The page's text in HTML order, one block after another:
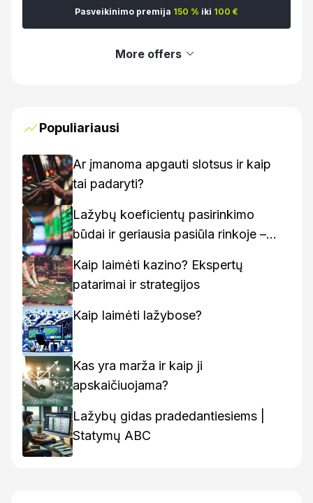
Pasveikinimo premija 150 % iki 100 €
More offers
Populiariausi
Ar įmanoma apgauti slotsus ir kaip
tai padaryti?
Lažybų koeficientų pasirinkimo
būdai ir geriausia pasiūla rinkoje –
Kaip laimėti kazino? Ekspertų
patarimai ir strategijos
Kaip laimėti lažybose?
Kas yra marža ir kaip ji
apskaičiuojama?
Lažybų gidas pradedantiesiems |
Statymų ABC